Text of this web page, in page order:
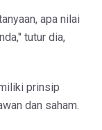
apa nilai
tutur dia,
prinsip
dan saham.